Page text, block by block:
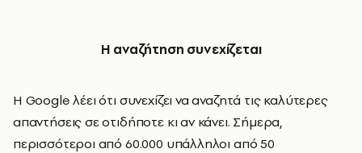
Η αναζήτηση συνεχίζεται
Η Google λέει ότι συνεχίζει να αναζητά τις καλύτερες
απαντήσεις σε οτιδήποτε κι αν κάνει. Σήμερα,
περισσότεροι από 60.000 υπάλληλοι από 50